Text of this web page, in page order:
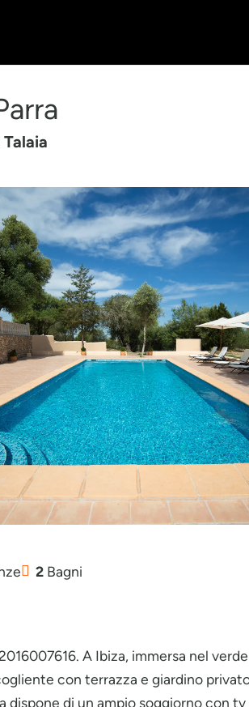
2 Bagni
A Ibiza, immersa nel
con terrazza e giardino
dispone di un ampio soggiorno con